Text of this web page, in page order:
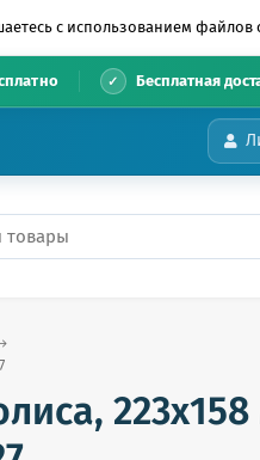
с использованием файлов
Бесплатная